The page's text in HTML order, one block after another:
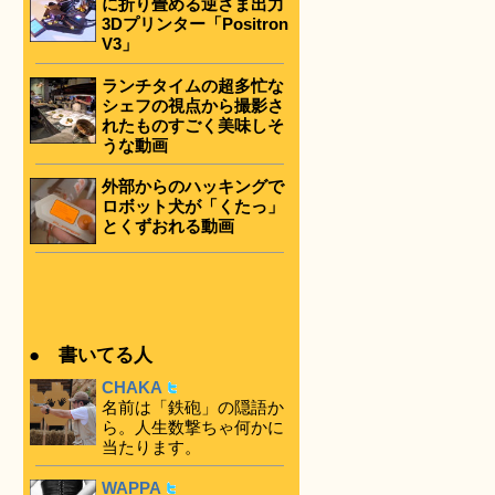
に折り畳める逆さま出力
3Dプリンター「Positron
V3」
ランチタイムの超多忙な
シェフの視点から撮影さ
れたものすごく美味しそ
うな動画
外部からのハッキングで
ロボット犬が「くたっ」
とくずおれる動画
● 書いてる人
CHAKA
名前は「鉄砲」の隠語か
ら。人生数撃ちゃ何かに
当たります。
WAPPA